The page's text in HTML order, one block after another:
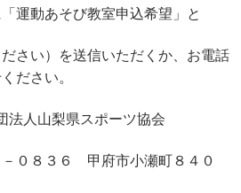
運動あそび教室申込希望」と
を送信いただくか、お電話
ださい。
人山梨県スポーツ協会
３６ 甲府市小瀬町８４０